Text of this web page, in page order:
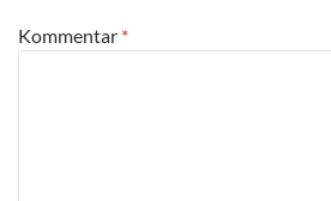
Kommentar *